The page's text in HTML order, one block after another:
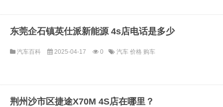
东莞企石镇英仕派新能源 4s店电话是多少
汽车百科 2025-04-17 0 汽车 价格 购车
荆州沙市区捷途X70M 4S店在哪里？